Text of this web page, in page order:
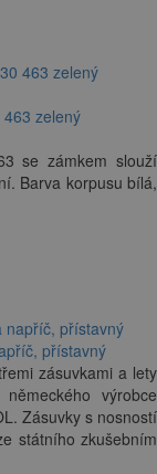
zelený
se zámkem slouží
Barva korpusu bílá,
přístavný
zásuvkami a lety
výrobce
Zásuvky s nosností
státního zkušebním